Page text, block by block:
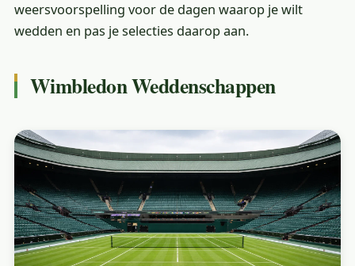
weersvoorspelling voor de dagen waarop je wilt
wedden en pas je selecties daarop aan.
Wimbledon Weddenschappen